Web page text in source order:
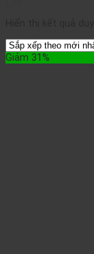
Giảm 31%